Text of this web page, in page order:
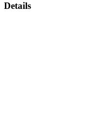
Details